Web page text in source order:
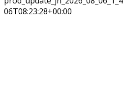
06T08:23:28+00:00